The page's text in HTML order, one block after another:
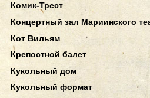
Комик-Трест
Концертный зал Мариинского
Кот Вильям
Крепостной балет
Кукольный дом
Кукольный формат